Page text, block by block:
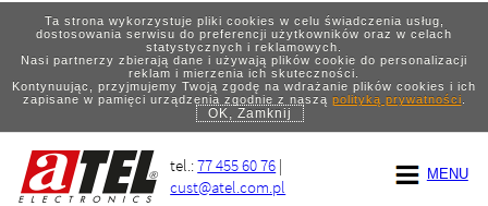
Ta strona wykorzystuje pliki cookies w celu świadczenia usług,
dostosowania serwisu do preferencji użytkowników oraz w celach
statystycznych i reklamowych.
Nasi partnerzy zbierają dane i używają plików cookie do personalizacji
reklam i mierzenia ich skuteczności.
Kontynuując, przyjmujemy Twoją zgodę na wdrażanie plików cookies i ich
zapisane w pamięci urządzenia zgodnie z naszą polityką prywatności.
OK, Zamknij
MENU
tel.:77 455 60 76 |
cust@atel.com.pl